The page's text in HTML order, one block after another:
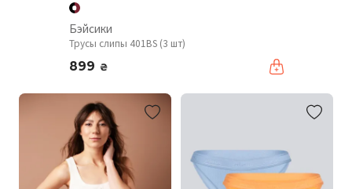
Бэйсики
Трусы слипы 401BS (3 шт)
899 ₴